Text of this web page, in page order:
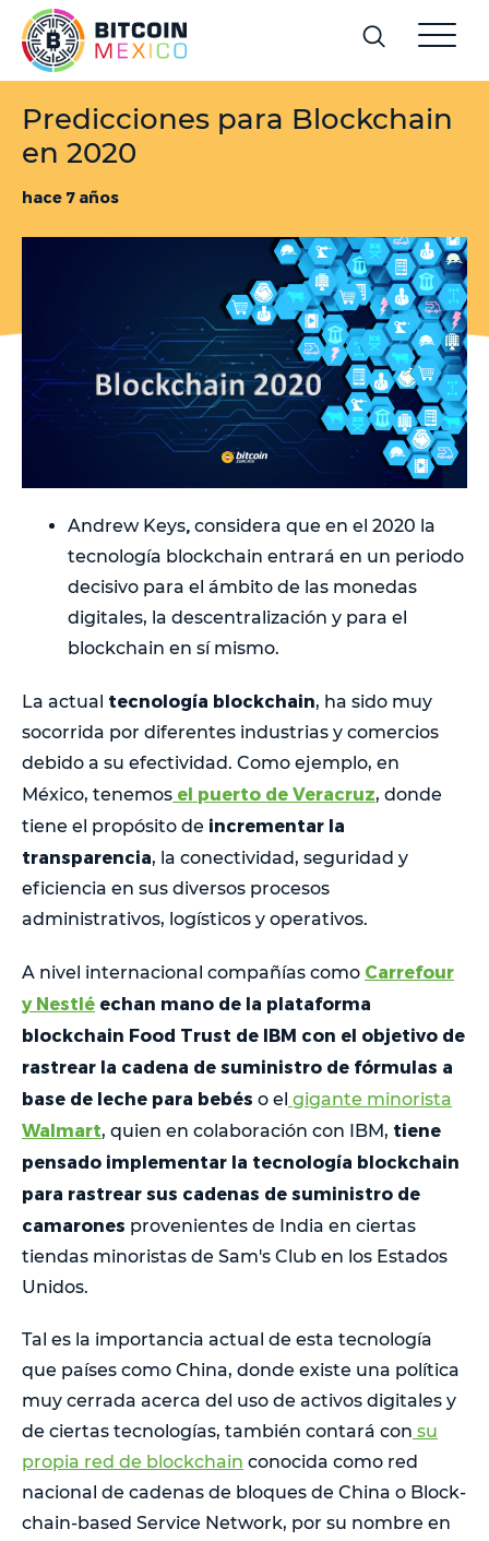
Predicciones para Blockchain
en 2020
hace 7 años
Andrew Keys considera que en el 2020 la
tecnología blockchain entrará en un periodo
decisivo para el ámbito de las monedas
digitales, la descentralización y para el
blockchain en sí mismo.
La actual tecnología blockchain, ha sido muy
socorrida por diferentes industrias y comercios
debido a su efectividad. Como ejemplo, en
México, tenemos el puerto de Veracruz, donde
tiene el propósito de incrementar la
transparencia, la conectividad, seguridad y
eficiencia en sus diversos procesos
administrativos, logísticos y operativos.
A nivel internacional compañías como Carrefour
y Nestlé echan mano de la plataforma
blockchain Food Trust de IBM con el objetivo de
rastrear la cadena de suministro de fórmulas a
base de leche para bebés o el gigante minorista
Walmart, quien en colaboración con IBM, tiene
pensado implementar la tecnología blockchain
para rastrear sus cadenas de suministro de
camarones provenientes de India en ciertas
tiendas minoristas de Sam's Club en los Estados
Unidos.
Tal es la importancia actual de esta tecnología
que países como China, donde existe una política
muy cerrada acerca del uso de activos digitales y
de ciertas tecnologías, también contará con su
propia red de blockchain conocida como red
nacional de cadenas de bloques de China o Block-
chain-based Service Network, por su nombre en